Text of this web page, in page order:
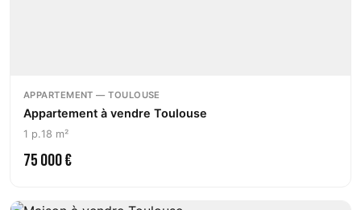
APPARTEMENT — TOULOUSE
Appartement à vendre Toulouse
1 p. 18 m²
75 000 €